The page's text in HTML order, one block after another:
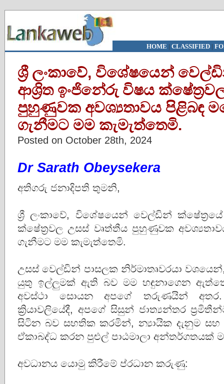
HOME | CLASSIFIED|
ශ්‍රී ලංකාවේ, විශේෂයෙන්
ආශ්‍රිත ඉංජිනේරු විෂය
පුහුණුවක අවශ්‍යතාවය පිළිබඳ
ගැනීමට මම කැමැත්තෙමි.
Posted on October 28th, 2024
Dr Sarath Obeysekera
අතිගරු ජනාදිපති තුමනි,
ශ්‍රී ලංකාවේ, විශේෂයෙන් වෙල්ඩින්
ක්ෂේත්‍රවල උසස් වෘත්තීය පුහුණුවක
ගැනීමට මම කැමැත්තෙමි.
උසස් වෙල්ඩින් පාසලක නිර්මාතෘවරයා
යුතු ඉල්ලුමක් ඇති බව මම හඳුනාගෙන
අවස්ථා සොයන අපගේ තරුණයින්
ක්‍රියාවලියේදී, අපගේ සිසුන් ජාත්‍යන්තර
සිටින බව සහතික කරමින්, න්‍යායික දැනුම සහ
ඒකාබද්ධ කරන පුළුල් පාඨමාලා අන්තර්ගතයක්
අවධානය යොමු කිරීමේ ප්රධාන කරුණු: